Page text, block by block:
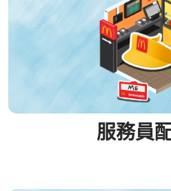
服務員